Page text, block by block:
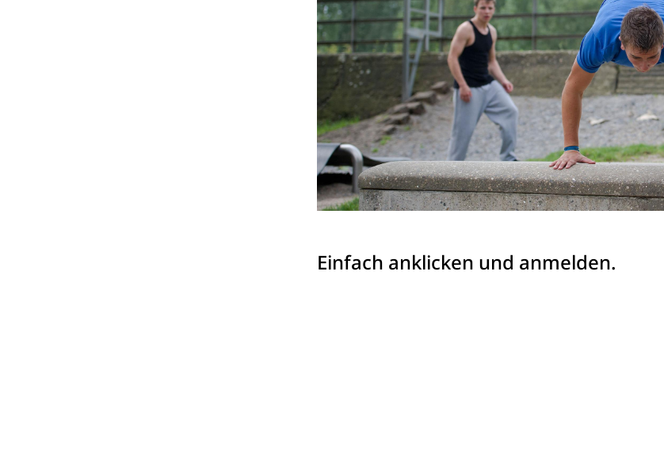
Einfach anklicken und anmelden.
Anschrift
Turnverein Jahn-Rheine 1885 e.V.
Germanenallee 4
(für Navigationsgeräte Germanenallee
6)